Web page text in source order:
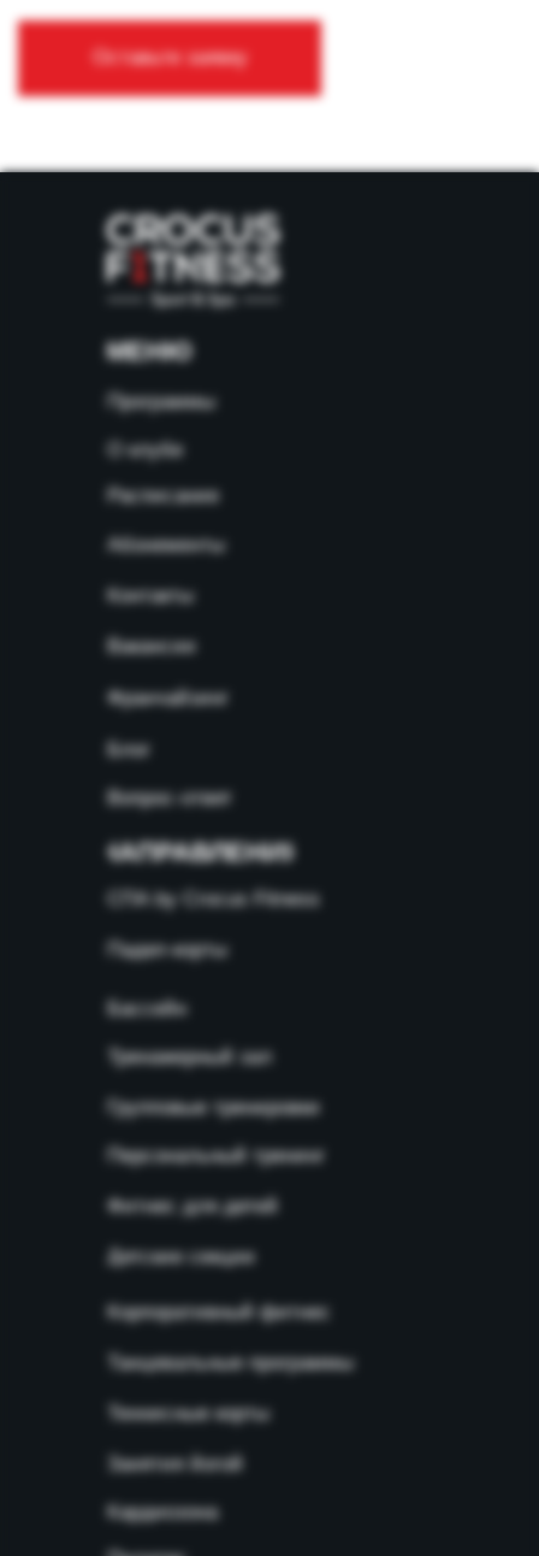
МЕНЮ
Программы
Расписание
Групповые тренировки
Персональный тренинг
Бассейн
Тренажерный зал
Абонементы
НАПРАВЛЕНИЯ
СПА by Crocus Fitness
Падел-корты
Франчайзинг
Фитнес для детей
Детские секции
Корпоративный фитнес
Танцевальные программы
Теннисные корты
Занятия йогой
Кардиозона
Вакансии
Контакты
О клубе
Блог
Вопрос-ответ